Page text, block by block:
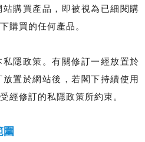
購買產品，即被視為已細閱購
購買的任何產品。
隱政策。有關修訂一經放置於
置於網站後，若閣下持續使用
經修訂的私隱政策所約束。
圍